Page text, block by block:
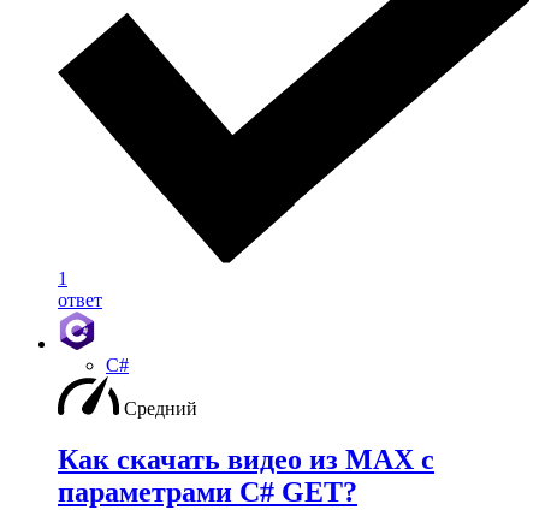
1
ответ
C#
Средний
Как скачать видео из MAX с
параметрами C# GET?